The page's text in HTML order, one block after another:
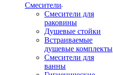
Смесители
Смесители для
раковины
Душевые стойки
Встраиваемые
душевые комплекты
Смесители для
ванны